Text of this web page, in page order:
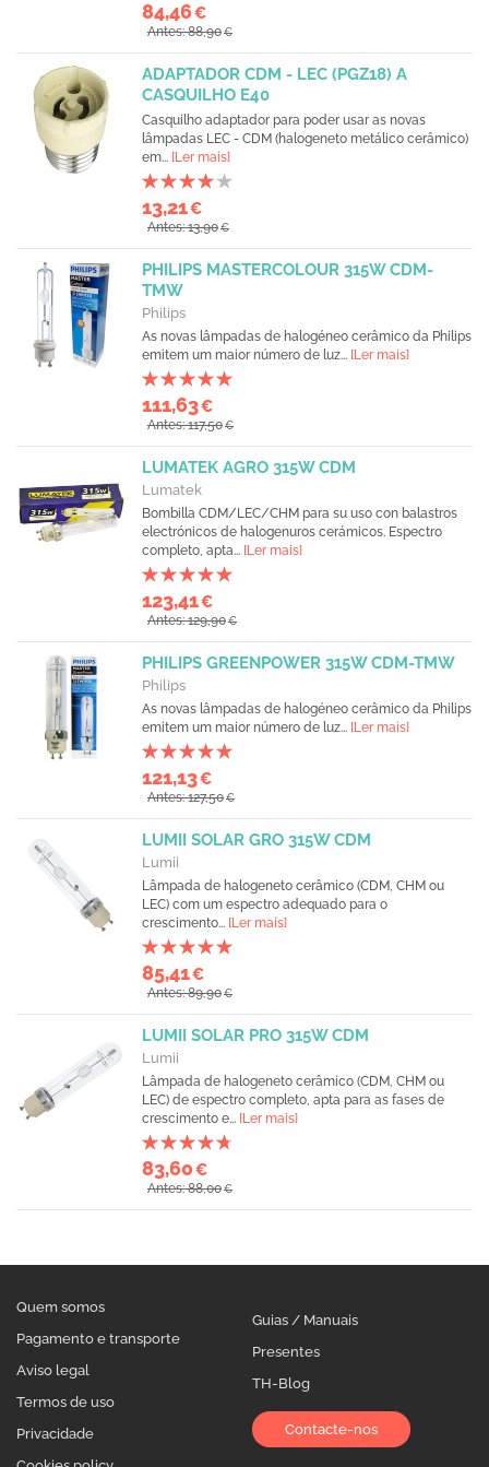
84,46€
Antes: 88,90€
ADAPTADOR CDM - LEC (PGZ18) A
CASQUILHO E40
Casquilho adaptador para poder usar as novas
lâmpadas LEC - CDM (halogeneto metálico cerâmico)
em... [Ler mais]
13,21€
Antes: 13,90€
PHILIPS MASTERCOLOUR 315W CDM-
TMW
Philips
As novas lâmpadas de halogéneo cerâmico da Philips
emitem um maior número de luz... [Ler mais]
111,63€
Antes: 117,50€
LUMATEK AGRO 315W CDM
Lumatek
Bombilla CDM/LEC/CHM para su uso con balastros
electrónicos de halogenuros cerámicos. Espectro
completo, apta... [Ler mais]
123,41€
Antes: 129,90€
PHILIPS GREENPOWER 315W CDM-TMW
Philips
As novas lâmpadas de halogéneo cerâmico da Philips
emitem um maior número de luz... [Ler mais]
121,13€
Antes: 127,50€
LUMII SOLAR GRO 315W CDM
Lumii
Lâmpada de halogeneto cerâmico (CDM, CHM ou
LEC) com um espectro adequado para o
crescimento... [Ler mais]
85,41€
Antes: 89,90€
LUMII SOLAR PRO 315W CDM
Lumii
Lâmpada de halogeneto cerâmico (CDM, CHM ou
LEC) de espectro completo, apta para as fases de
crescimento e... [Ler mais]
83,60€
Antes: 88,00€
Quem somos
Pagamento e transporte
Aviso legal
Termos de uso
Privacidade
Guias / Manuais
Presentes
TH-Blog
Contacte-nos